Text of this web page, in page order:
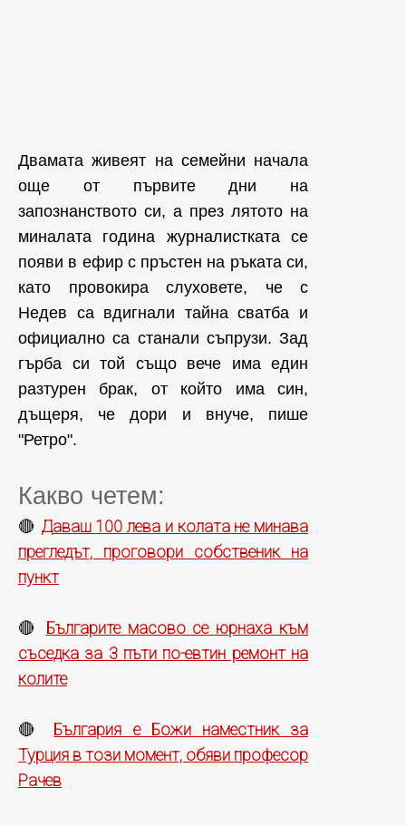
Двамата живеят на семейни начала
още от първите дни на
запознанството си, а през лятото на
миналата година журналистката се
появи в ефир с пръстен на ръката си,
като провокира слуховете, че с
Недев са вдигнали тайна сватба и
официално са станали съпрузи. Зад
гърба си той също вече има един
разтурен брак, от който има син,
дъщеря, че дори и внуче, пише
"Ретро".
Какво четем:
🔴 Даваш 100 лева и колата не минава
прегледът, проговори собственик на
пункт
🔴 Българите масово се юрнаха към
съседка за 3 пъти по-евтин ремонт на
колите
🔴 България е Божи наместник за
Турция в този момент, обяви професор
Рачев